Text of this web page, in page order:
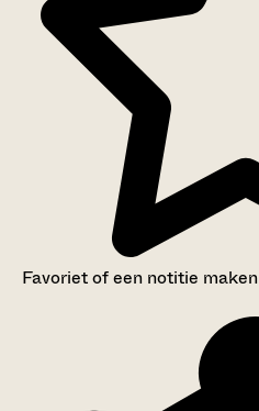
Favoriet of een notitie maken